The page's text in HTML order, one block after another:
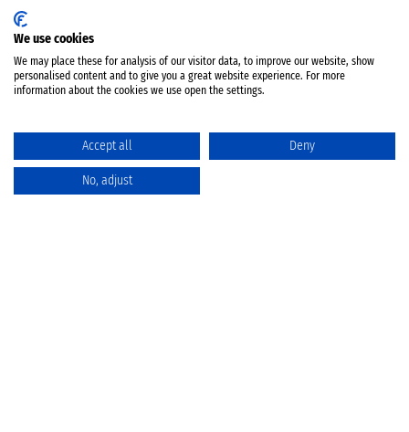
We use cookies
We may place these for analysis of our visitor data, to improve our website, show
personalised content and to give you a great website experience. For more
information about the cookies we use open the settings.
Accept all Deny
No, adjust